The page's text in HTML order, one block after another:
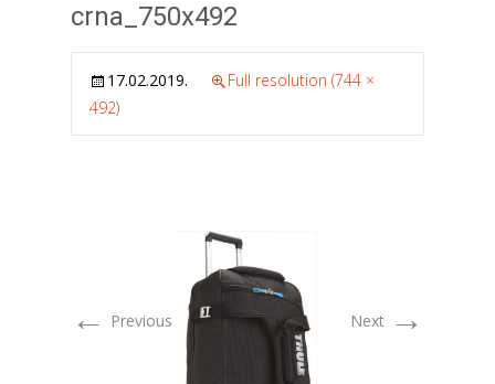
crna_750x492
17.02.2019.
Full resolution (744 ×
492)
← Previous Next →